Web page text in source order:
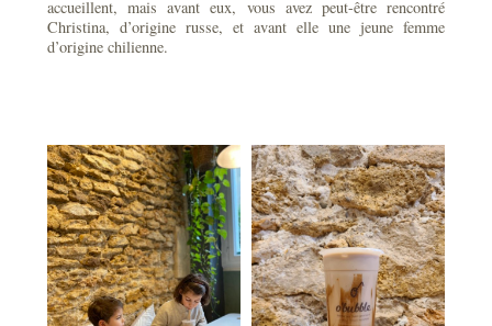
accueillent, mais avant eux, vous avez peut-être rencontré
Christina, d’origine russe, et avant elle une jeune femme
d’origine chilienne.